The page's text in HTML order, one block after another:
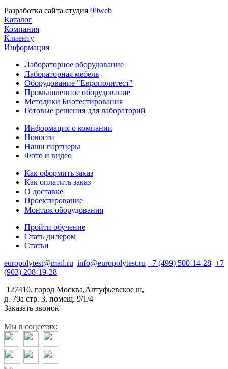
Разработка сайта студия 99web
Каталог
Компания
Клиенту
Информация
Лабораторное оборудование
Лабораторная мебель
Оборудование "Европолитест"
Промышленное оборудование
Методики Биотестирования
Готовые решения для лабораторий
Информация о компании
Новости
Наши партнеры
Фото и видео
Как оформить заказ
Как оплатить заказ
О доставке
Проектирование
Монтаж оборудования
Пройти обучение
Стать дилером
Статьи
europolytest@mail.ru info@europolytest.ru +7 (499) 500-14-28 +7
(903) 208-19-28
127410, город Москва,Алтуфьевское ш,
д. 79а стр. 3, помещ. 9/1/4
Заказать звонок
Мы в соцсетях: